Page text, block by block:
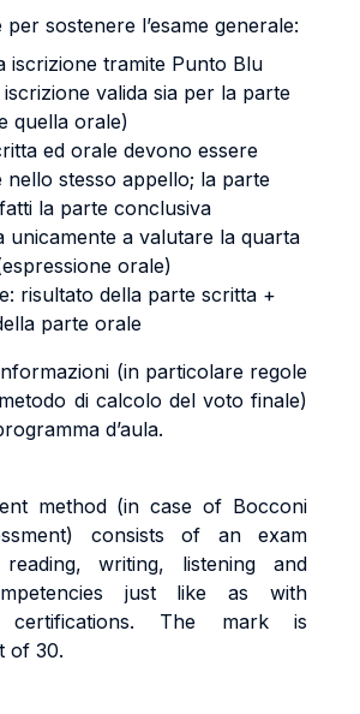
sostenere l’esame generale:
iscrizione tramite Punto Blu
valida sia per la parte
quella orale)
ed orale devono essere
nello stesso appello; la parte
la parte conclusiva
unicamente a valutare la quarta
orale)
risultato della parte scritta +
parte orale
(in particolare regole
di calcolo del voto finale)
d’aula.
method (in case of Bocconi
consists of an exam
writing, listening and
just like as with
certifications. The mark is
of 30.